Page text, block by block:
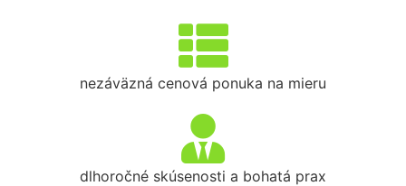
nezáväzná cenová ponuka na mieru
dlhoročné skúsenosti a bohatá prax